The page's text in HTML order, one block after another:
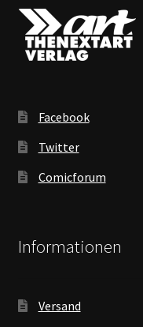
Facebook
Twitter
Comicforum
Informationen
Versand